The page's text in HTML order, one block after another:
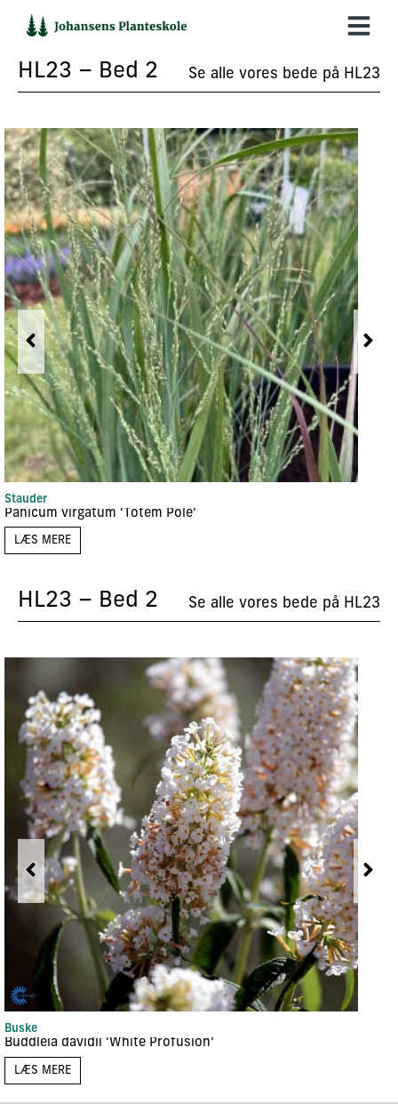
indholdet
HL23 – Bed 2 Se alle vores bede på HL23
Stauder
Panicum virgatum ‘Totem Pole’
LÆS MERE
HL23 – Bed 2 Se alle vores bede på HL23
Buske
Buddleia davidii ‘White Profusion’
LÆS MERE